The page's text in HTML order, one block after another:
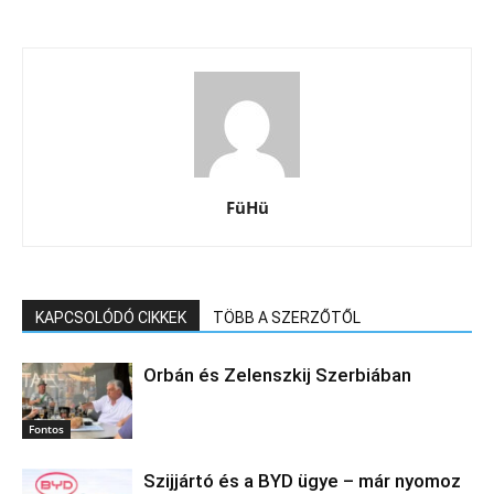
FüHü
KAPCSOLÓDÓ CIKKEK TÖBB A SZERZŐTŐL
Fontos
Orbán és Zelenszkij Szerbiában
Szijjártó és a BYD ügye – már nyomoz